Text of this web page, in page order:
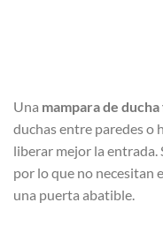
Una mampara de
duchas entre paredes o
liberar mejor la entrada.
por lo que no necesitan
una puerta abatible.